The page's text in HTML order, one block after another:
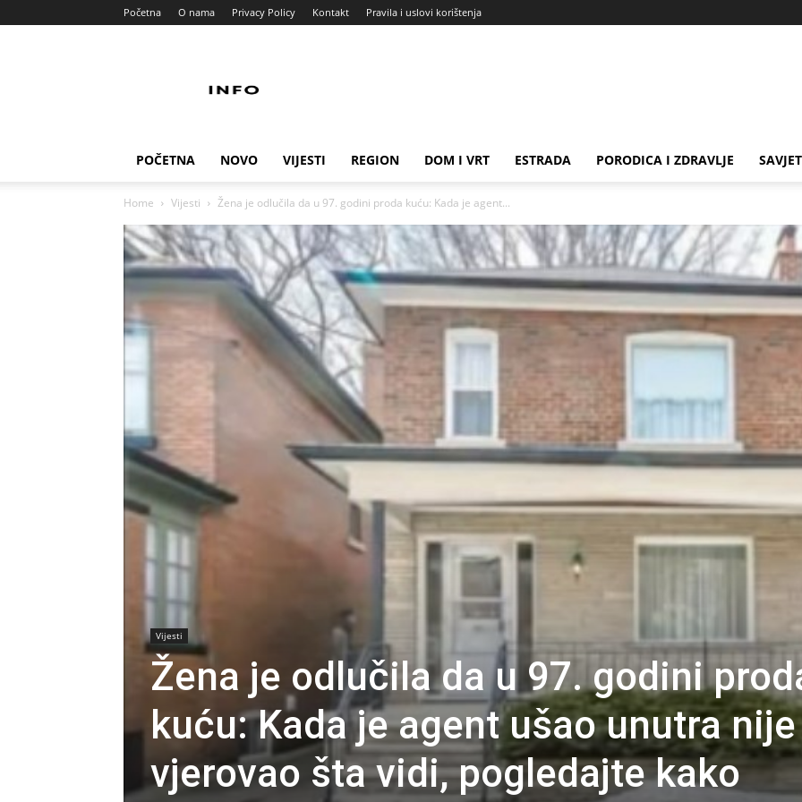
Početna O nama Privacy Policy Kontakt Pravila i uslovi korištenja
POČETNA NOVO VIJESTI REGION DOM I VRT ESTRADA PORODICA I ZDRAVLJE
Home Vijesti Žena je odlučila da u 97. godini proda kuću: Kada je agent...
Vijesti
Žena je odlučila da u 97. godini
kuću: Kada je agent ušao unutra nije
vjerovao šta vidi, pogledajte kako